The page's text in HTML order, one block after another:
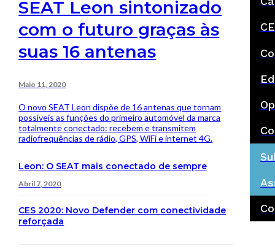
SEAT Leon sintonizado
com o futuro graças às
suas 16 antenas
Maio 11, 2020
O novo SEAT Leon dispõe de 16 antenas que tornam
possíveis as funções do primeiro automóvel da marca
totalmente conectado: recebem e transmitem
radiofrequências de rádio, GPS, WiFi e internet 4G.
Leon: O SEAT mais conectado de sempre
Abril 7, 2020
CES 2020: Novo Defender com conectividade
reforçada